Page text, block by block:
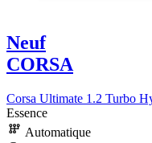
Neuf
CORSA
Corsa Ultimate 1.2 Turbo
Essence
Automatique